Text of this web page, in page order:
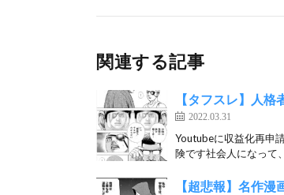
関連する記事
【タフスレ】人
2022.03.31
Youtubeに収益化再申
険です社会人になって
【超悲報】名作